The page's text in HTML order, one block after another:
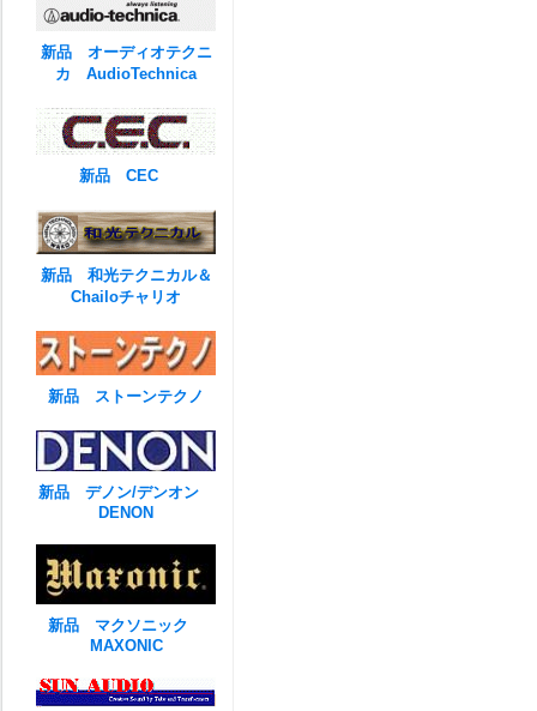
新品 オーディオテクニ
カ AudioTechnica
新品 CEC
新品 和光テクニカル＆
Chailoチャリオ
新品 ストーンテクノ
新品 デノン/デンオン
DENON
新品 マクソニック
MAXONIC